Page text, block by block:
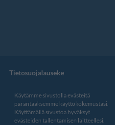
Tietosuojalauseke
Käytämme sivustolla evästeitä
parantaaksemme käyttökokemustasi.
Käyttämällä sivustoa hyväksyt
evästeiden tallentamisen laitteellesi.